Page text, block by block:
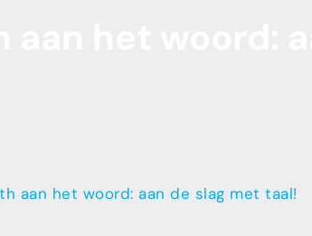
aan het woord: aan de slag met taal!